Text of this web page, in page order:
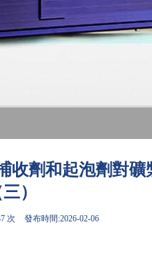
收劑和起泡劑對礦
）
次 發布時間:2026-02-06